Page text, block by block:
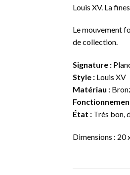
Louis XV. La
Le mouvement
de collection.
Signature :
Style : Louis XV
Matériau :
État : Très bon,
Dimensions : 20